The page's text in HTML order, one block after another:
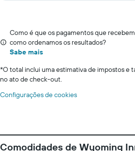
Como é que os pagamentos que
como ordenamos os resultados?
Sabe mais
*O total inclui uma estimativa de impostos e
no ato de check-out.
Configurações de cookies
Comodidades de Wyoming